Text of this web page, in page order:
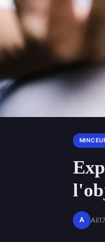
A Ali